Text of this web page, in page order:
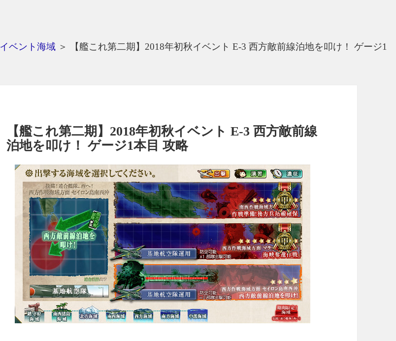
イベント海域 ＞
【艦これ第二期】2018年初秋イベント E-3 西方敵前線泊地を叩け！ ゲージ1
【艦これ第二期】2018年初秋イベント E-3 西方敵前線
泊地を叩け！ ゲージ1本目 攻略